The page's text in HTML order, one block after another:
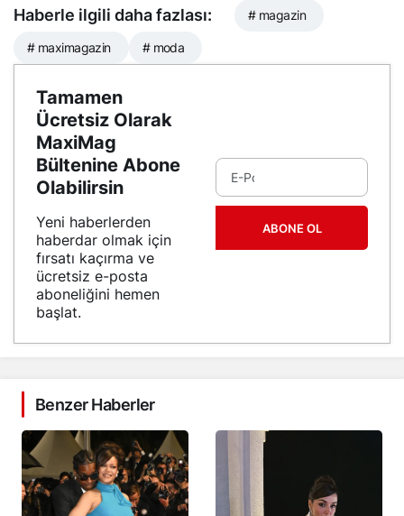
Haberle ilgili daha fazlası: # magazin
# maximagazin # moda
Tamamen
Ücretsiz Olarak
MaxiMag
Bültenine Abone
Olabilirsin
Yeni haberlerden
haberdar olmak için
fırsatı kaçırma ve
ücretsiz e-posta
aboneliğini hemen
başlat.
ABONE OL
Benzer Haberler